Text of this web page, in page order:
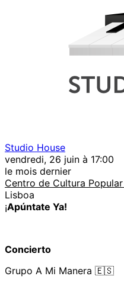
Studio House
vendredi, 26 juin à 17:00
le mois dernier
Centro de Cultura
Lisboa
¡Apúntate Ya!
Concierto
Grupo A Mi Manera 🇪🇸